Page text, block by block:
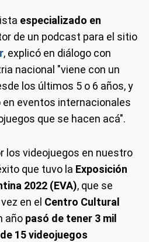
especializado en
de un podcast para el sitio
, explicó en diálogo con
nacional "viene con un
los últimos 5 o 6 años, y
eventos internacionales
que se hacen acá".
los videojuegos en nuestro
que tuvo la Exposición
2022 (EVA), que se
en el Centro Cultural
año pasó de tener 3 mil
15 videojuegos